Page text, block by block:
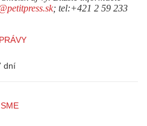
; tel:+421 2 59 233
dní